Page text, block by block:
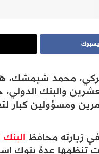
محمد شيمشك،
والبنك
ومسؤولين كبار
زيارته محافظ